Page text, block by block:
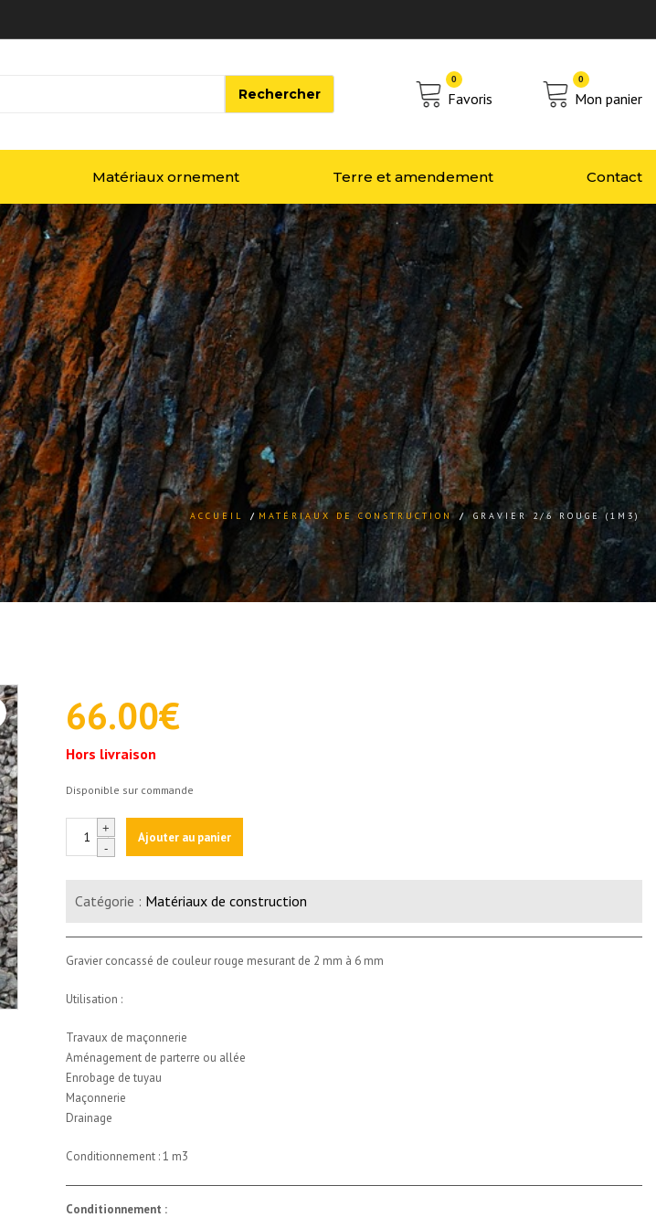
Favoris
0
Mon panier
0
Matériaux ornement Terre et amendement Contact
ACCUEIL / MATÉRIAUX DE CONSTRUCTION / GRAVIER 2/6 ROUGE (1M3)
66.00€
Hors livraison
Disponible sur commande
quantité
rouge
+
-
Ajouter au panier
Catégorie : Matériaux de construction
Gravier concassé de couleur rouge mesurant de 2 mm à 6 mm
Utilisation :
Travaux de maçonnerie
Aménagement de parterre ou allée
Enrobage de tuyau
Maçonnerie
Drainage
Conditionnement : 1 m3
Conditionnement :